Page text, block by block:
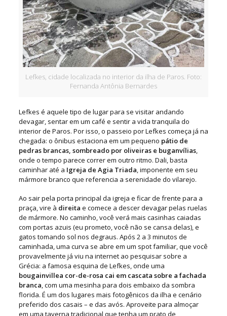
Lefkes, cidade localizada no interior da ilha de Paros. Foto:
Fernanda Antônia Bernardes
Lefkes é aquele tipo de lugar para se visitar andando
devagar, sentar em um café e sentir a vida tranquila do
interior de Paros. Por isso, o passeio por Lefkes começa já na
chegada: o ônibus estaciona em um pequeno pátio de
pedras brancas, sombreado por oliveiras e buganvílias,
onde o tempo parece correr em outro ritmo. Dali, basta
caminhar até a Igreja de Agia Triada, imponente em seu
mármore branco que referencia a serenidade do vilarejo.
Ao sair pela porta principal da igreja e ficar de frente para a
praça, vire à direita e comece a descer devagar pelas ruelas
de mármore. No caminho, você verá mais casinhas caiadas
com portas azuis (eu prometo, você não se cansa delas), e
gatos tomando sol nos degraus. Após 2 a 3 minutos de
caminhada, uma curva se abre em um spot familiar, que você
provavelmente já viu na internet ao pesquisar sobre a
Grécia: a famosa esquina de Lefkes, onde uma
bougainvillea cor-de-rosa cai em cascata sobre a fachada
branca, com uma mesinha para dois embaixo da sombra
florida. É um dos lugares mais fotogênicos da ilha e cenário
preferido dos casais – e das avós. Aproveite para almoçar
em uma taverna tradicional que tenha um prato de